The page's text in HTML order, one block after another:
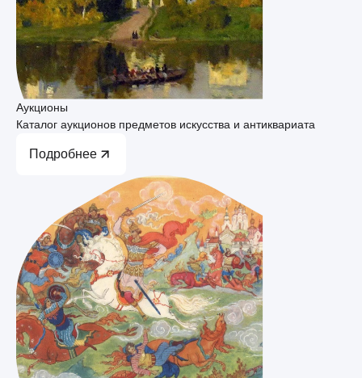
Аукционы
Каталог аукционов предметов искусства и антиквариата
Подробнее